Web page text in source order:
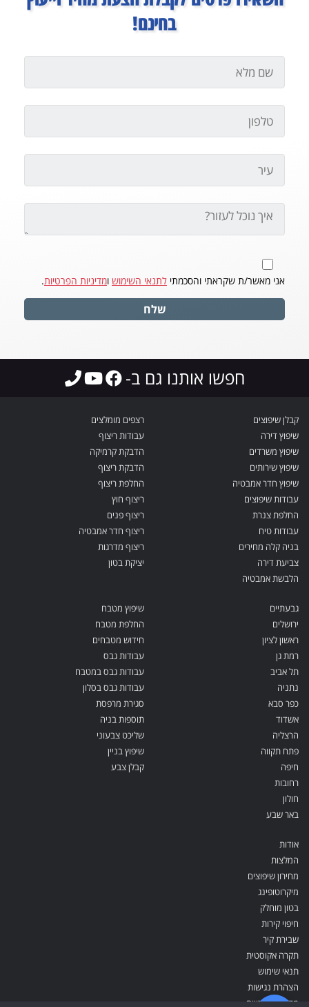
בחינם!
אני מאשר/ת שקראתי והסכמתי לתנאי השימוש ומדיניות הפרטיות.
שלח
חפשו אותנו גם ב-
קבלן שיפוצים
שיפוץ דירה
שיפוץ משרדים
שיפוץ שירותים
שיפוץ חדר אמבטיה
עבודות שיפוצים
החלפת צנרת
עבודות טיח
בניה קלה מחירים
צביעת דירה
הלבשת אמבטיה
רצפים מומלצים
עבודות ריצוף
הדבקת קרמיקה
הדבקת ריצוף
החלפת ריצוף
ריצוף חוץ
ריצוף פנים
ריצוף חדר אמבטיה
ריצוף מדרגות
יציקת בטון
גבעתיים
ירושלים
ראשון לציון
רמת גן
תל אביב
נתניה
כפר סבא
אשדוד
הרצליה
פתח תקווה
חיפה
רחובות
חולון
באר שבע
שיפוץ מטבח
החלפת מטבח
חידוש מטבחים
עבודות גבס
עבודות גבס במטבח
עבודות גבס בסלון
סגירת מרפסת
תוספות בניה
שליכט צבעוני
שיפוץ בניין
קבלן צבע
אודות
המלצות
מחירון שיפוצים
מיקרוטופינג
בטון מוחלק
חיפוי קירות
שבירת קיר
תקרה אקוסטית
תנאי שימוש
הצהרת נגישות
מדיניות פרטיות